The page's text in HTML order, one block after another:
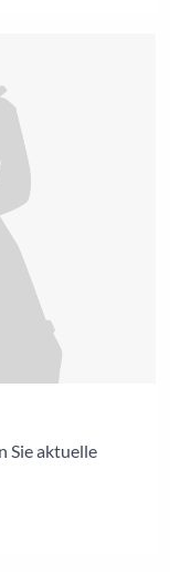
Sie aktuelle